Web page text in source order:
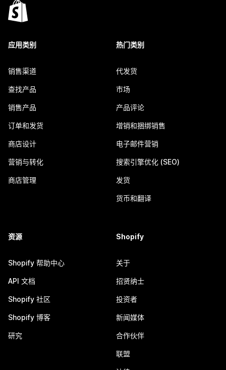
应用类别
销售渠道
查找产品
销售产品
订单和发货
商店设计
营销与转化
商店管理
热门类别
代发货
市场
产品评论
增销和捆绑销售
电子邮件营销
搜索引擎优化 (SEO)
发货
货币和翻译
资源
Shopify 帮助中心
API 文档
Shopify 社区
Shopify 博客
研究
Shopify
关于
招贤纳士
投资者
新闻媒体
合作伙伴
联盟